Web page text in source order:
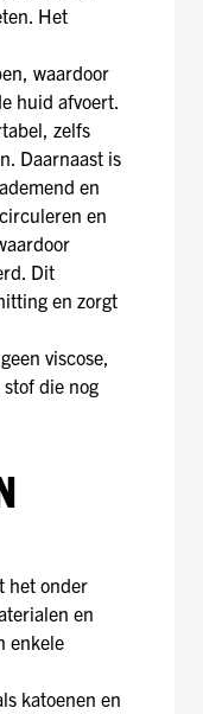
Het
waardoor
huid afvoert.
zelfs
Daarnaast is
en
en
Dit
en zorgt
viscose,
stof die nog
het onder
en
enkele
katoenen en